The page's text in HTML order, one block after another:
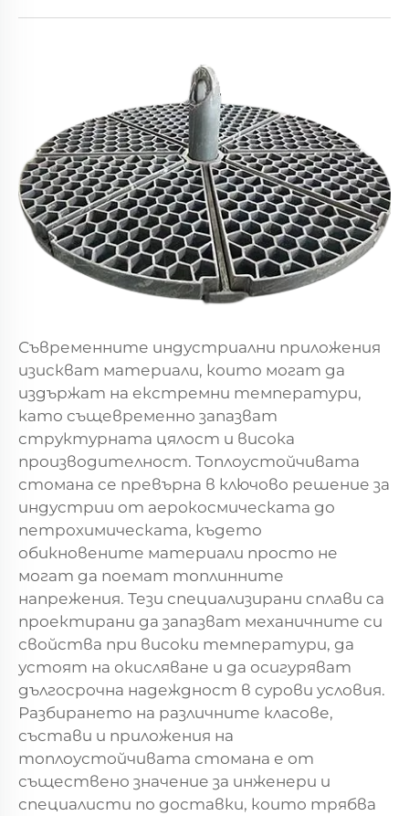
Съвременните индустриални приложения
изискват материали, които могат да
издържат на екстремни температури,
като същевременно запазват
структурната цялост и висока
производителност. Топлоустойчивата
стомана се превърна в ключово решение за
индустрии от аерокосмическата до
петрохимическата, където
обикновените материали просто не
могат да поемат топлинните
напрежения. Тези специализирани сплави са
проектирани да запазват механичните си
свойства при високи температури, да
устоят на окисляване и да осигуряват
дългосрочна надеждност в сурови условия.
Разбирането на различните класове,
състави и приложения на
топлоустойчивата стомана е от
съществено значение за инженери и
специалисти по доставки, които трябва